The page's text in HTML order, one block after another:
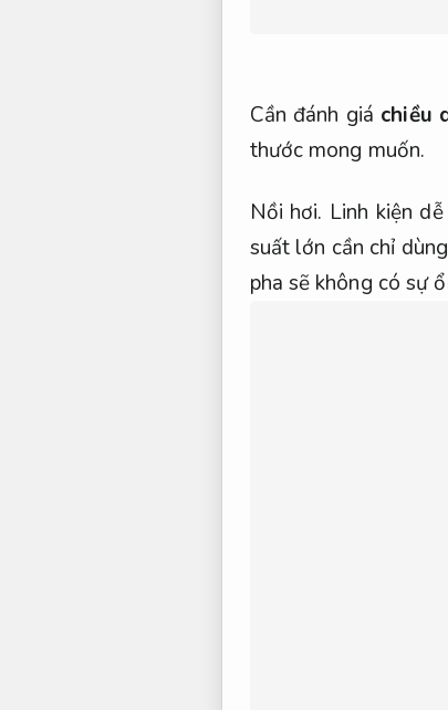
Cần đánh giá chiều
thước mong muốn.
Nồi hơi. Linh kiện
suất lớn cần chỉ
pha sẽ không có sự